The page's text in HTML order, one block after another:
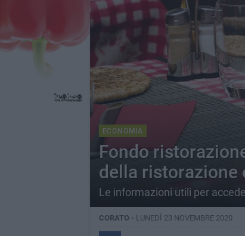
ECONOMIA
Fondo
della ristorazione
Le informazioni utili per
CORATO - LUNEDÌ 23 NOVEMBRE 2020